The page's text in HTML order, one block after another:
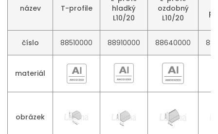
název T-profile
hladký
L10/20
ozdobný
L10/20
číslo 88510000 88910000 88640000
materiál
obrázek